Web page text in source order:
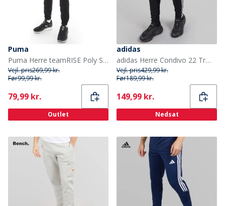
Puma
Puma Herre teamRISE Poly Sport træningsbukser Sort
Vejl. pris269,99 kr.
Før99,99 kr.
Current
79,99 kr.
Outlet
adidas
adidas Herre Condivo 22 Træningsbukser Sort
Vejl. pris429,99 kr.
Før189,99 kr.
Current
149,99 kr.
Nedsat